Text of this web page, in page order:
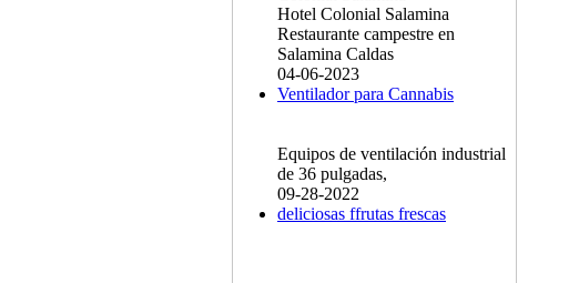
Hotel Colonial Salamina
Restaurante campestre en
Salamina Caldas
04-06-2023
Ventilador para Cannabis
Equipos de ventilación industrial
de 36 pulgadas,
09-28-2022
deliciosas ffrutas frescas